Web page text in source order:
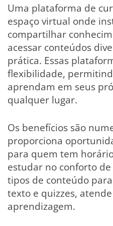
Uma plataforma de
espaço virtual onde
compartilhar
acessar conteúdos
prática. Essas
flexibilidade,
aprendam em seus
qualquer lugar.
Os benefícios são
proporciona
para quem tem
estudar no conforto
tipos de conteúdo
texto e quizzes,
aprendizagem.